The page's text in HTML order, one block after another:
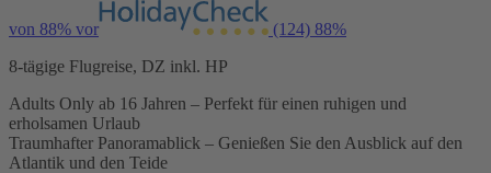
von 88% vor (124) 88%
8-tägige Flugreise, DZ inkl. HP
Adults Only ab 16 Jahren – Perfekt für einen ruhigen und
erholsamen Urlaub
Traumhafter Panoramablick – Genießen Sie den Ausblick auf den
Atlantik und den Teide